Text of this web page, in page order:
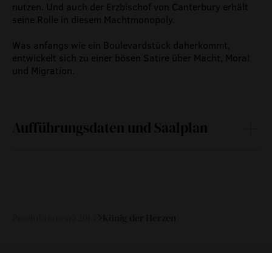
nutzen. Und auch der Erzbischof von Canterbury erhält
seine Rolle in diesem Machtmonopoly.
Was anfangs wie ein Boulevardstück daherkommt,
entwickelt sich zu einer bösen Satire über Macht, Moral
und Migration.
Aufführungsdaten und Saalplan